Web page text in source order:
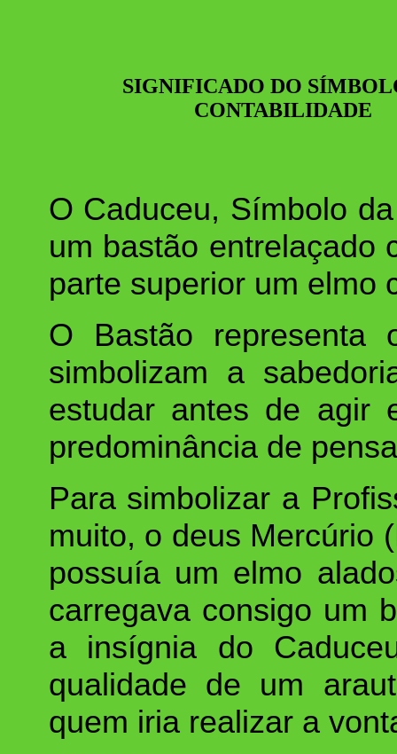
SIGNIFICADO DO
CONTABILIDADE
O Caduceu, Símbolo
um bastão entrelaçado
parte superior um elmo
O Bastão representa
simbolizam a
estudar antes de agir
predominância de
Para simbolizar a
muito, o deus Mercúrio
possuía um elmo
carregava consigo um
a insígnia do
qualidade de um
quem iria realizar a